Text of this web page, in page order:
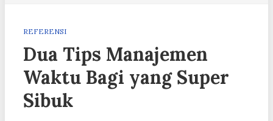
REFERENSI
Dua Tips Manajemen
Waktu Bagi yang Super
Sibuk